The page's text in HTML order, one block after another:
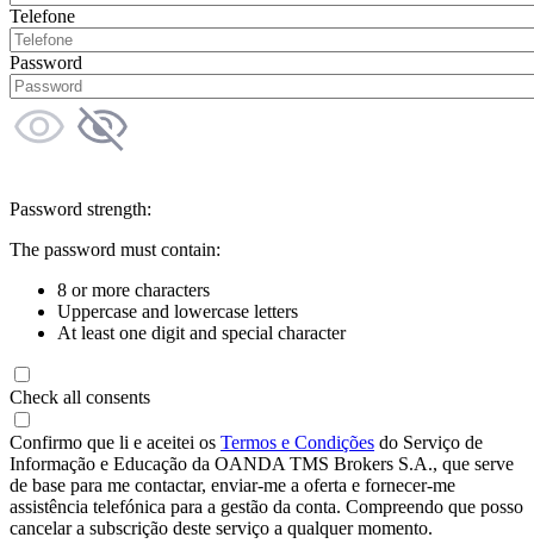
Telefone
Password
Password strength:
The password must contain:
8 or more characters
Uppercase and lowercase letters
At least one digit and special character
Check all consents
Confirmo que li e aceitei os Termos e Condições do Serviço de
Informação e Educação da OANDA TMS Brokers S.A., que serve
de base para me contactar, enviar-me a oferta e fornecer-me
assistência telefónica para a gestão da conta. Compreendo que posso
cancelar a subscrição deste serviço a qualquer momento.